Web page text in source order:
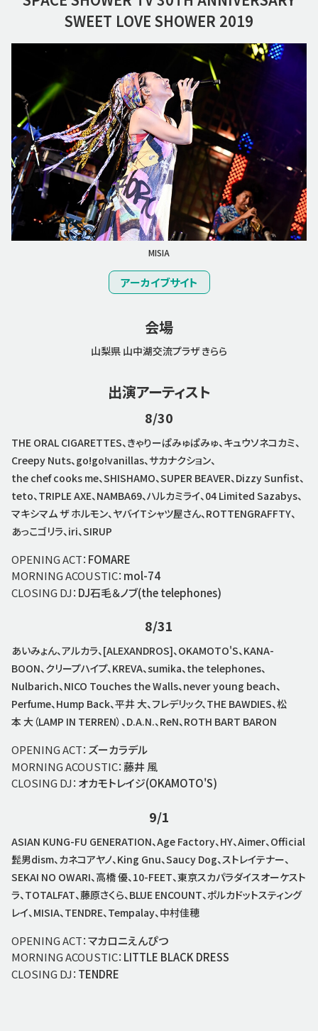
SWEET LOVE SHOWER 2019
MISIA
アーカイブサイト
会場
山梨県 山中湖交流プラザ きらら
出演アーティスト
8/30
THE ORAL CIGARETTES、きゃりーぱみゅぱみゅ、キュウソネコカミ、
Creepy Nuts、go!go!vanillas、サカナクション、
the chef cooks me、SHISHAMO、SUPER BEAVER、Dizzy Sunfist、
teto、TRIPLE AXE、NAMBA69、ハルカミライ、04 Limited Sazabys、
マキシマム ザ ホルモン、ヤバイTシャツ屋さん、ROTTENGRAFFTY、
あっこゴリラ、iri、SIRUP
OPENING ACT： FOMARE
MORNING ACOUSTIC： mol-74
CLOSING DJ： DJ石毛＆ノブ(the telephones)
8/31
あいみょん、アルカラ、[ALEXANDROS]、OKAMOTO'S、KANA-
BOON、クリープハイプ、KREVA、sumika、the telephones、
Nulbarich、NICO Touches the Walls、never young beach、
Perfume、Hump Back、平井 大、フレデリック、THE BAWDIES、松
本 大（LAMP IN TERREN）、D.A.N.、ReN、ROTH BART BARON
OPENING ACT： ズーカラデル
MORNING ACOUSTIC：藤井 風
CLOSING DJ： オカモトレイジ(OKAMOTO'S)
9/1
ASIAN KUNG-FU GENERATION、Age Factory、HY、Aimer、Official
髭男dism、カネコアヤノ、King Gnu、Saucy Dog、ストレイテナー、
SEKAI NO OWARI、高橋 優、10-FEET、東京スカパラダイスオーケスト
ラ、TOTALFAT、藤原さくら、BLUE ENCOUNT、ポルカドットスティング
レイ、MISIA、TENDRE、Tempalay、中村佳穂
OPENING ACT：マカロニえんぴつ
MORNING ACOUSTIC： LITTLE BLACK DRESS
CLOSING DJ： TENDRE